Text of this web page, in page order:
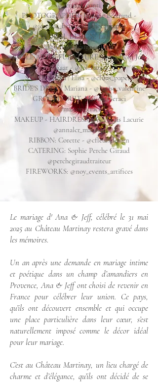
@renaud_conti
PHOTOGRAPHER: Jeremie Bertrand -
@jeremie_bertrand_photographe
FLORAL DESIGN: Laura -
@gloriosa.designerfloral
TABLE ART & FURNITURE: Sonia from Joli
Bazaar - @JoliBazaar
STATIONERY: Elisa - @elisas_papers
BRIDE'S DRESS: Mariana - @louise_valentine
GROOM'S SUIT: Maison Geraci
@maisongeraci
MAKEUP - HAIRDRESSING: Anais Lacurie
@annalcr_makeup
RIBBON: Corette - @cfleursdesign
CATERING: Sophie Perche Giraud
@perchegiraudtraiteur
FIREWORKS: @noy_events_artifices
Le mariage d' Ana & Jeff, célébré le 31 mai
2025 au Château Martinay restera gravé dans
les mémoires.
Un an après une demande en mariage intime
et poétique dans un champ d’amandiers en
Provence, Ana & Jeff ont choisi de revenir en
France pour célébrer leur union. Ce pays,
qu’ils ont découvert ensemble et qui occupe
une place particulière dans leur cœur, s’est
naturellement imposé comme le décor idéal
pour leur mariage.
C’est au Château Martinay, un lieu chargé de
charme et d’élégance, qu’ils ont décidé de se